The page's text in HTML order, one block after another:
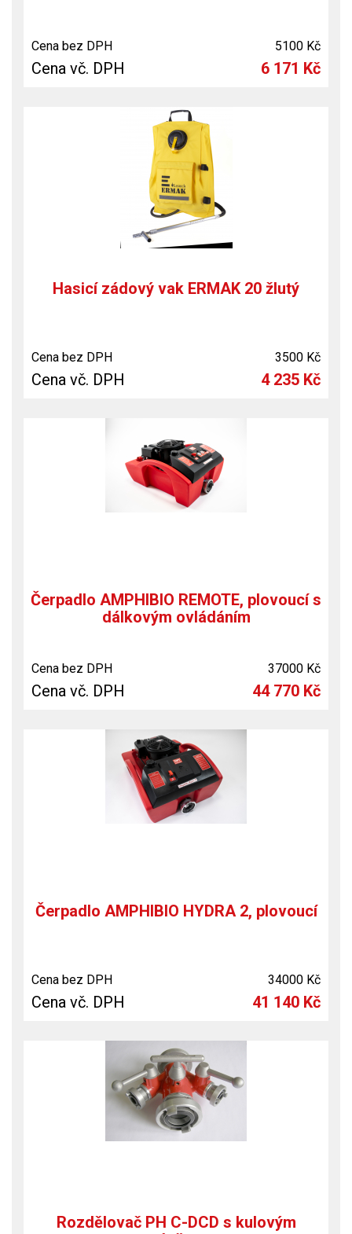
Cena bez DPH 5100 Kč
Cena vč. DPH 6 171 Kč
Hasicí zádový vak ERMAK 20 žlutý
Cena bez DPH 3500 Kč
Cena vč. DPH 4 235 Kč
Čerpadlo AMPHIBIO REMOTE, plovoucí s
dálkovým ovládáním
Cena bez DPH 37000 Kč
Cena vč. DPH 44 770 Kč
Čerpadlo AMPHIBIO HYDRA 2, plovoucí
Cena bez DPH 34000 Kč
Cena vč. DPH 41 140 Kč
Rozdělovač PH C-DCD s kulovým